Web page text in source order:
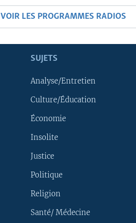
VOIR LES PROGRAMMES RADIOS
SUJETS
Analyse/Entretien
Culture/Éducation
Économie
Insolite
Justice
Politique
Religion
Santé/ Médecine